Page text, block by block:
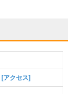
[アクセス]